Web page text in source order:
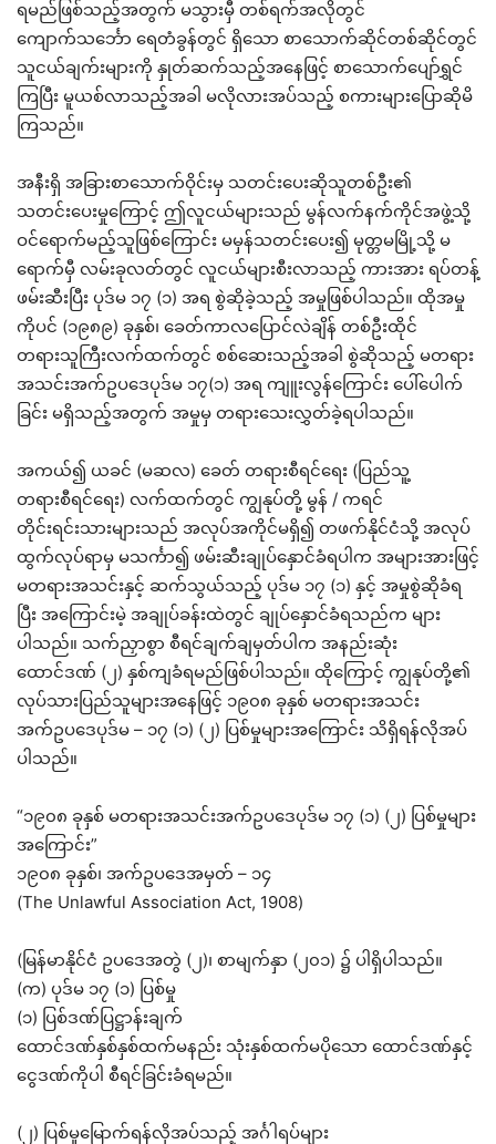
ရမည်ဖြစ်သည့်အတွက် မသွားမှီ တစ်ရက်အလိုတွင်
ကျောက်သင်္ဘော ရေတံခွန်တွင် ရှိသော စာသောက်ဆိုင်တစ်ဆိုင်တွင်
သူငယ်ချက်းများကို နှုတ်ဆက်သည့်အနေဖြင့် စာသောက်ပျော်ရွှင်
ကြပြီး မူယစ်လာသည့်အခါ မလိုလားအပ်သည့် စကားများပြောဆိုမိ
ကြသည်။
အနီးရှိ အခြားစာသောက်ဝိုင်းမှ သတင်းပေးဆိုသူတစ်ဦး၏
သတင်းပေးမှုကြောင့် ဤလူငယ်များသည် မွန်လက်နက်ကိုင်အဖွဲ့သို့
ဝင်ရောက်မည့်သူဖြစ်ကြောင်း မမှန်သတင်းပေး၍ မုတ္တမမြို့သို့ မ
ရောက်မှီ လမ်းခုလတ်တွင် လူငယ်များစီးလာသည့် ကားအား ရပ်တန့်
ဖမ်းဆီးပြီး ပုဒ်မ ၁၇ (၁) အရ စွဲဆိုခဲ့သည့် အမှုဖြစ်ပါသည်။ ထိုအမှု
ကိုပင် (၁၉၈၉) ခုနှစ်၊ ခေတ်ကာလပြောင်လဲချိန် တစ်ဦးထိုင်
တရားသူကြီးလက်ထက်တွင် စစ်ဆေးသည့်အခါ စွဲဆိုသည့် မတရား
အသင်းအက်ဥပဒေပုဒ်မ ၁၇(၁) အရ ကျူးလွန်ကြောင်း ပေါ်ပေါက်
ခြင်း မရှိသည့်အတွက် အမှုမှ တရားသေးလွှတ်ခဲ့ရပါသည်။
အကယ်၍ ယခင် (မဆလ) ခေတ် တရားစီရင်ရေး (ပြည်သူ့
တရားစီရင်ရေး) လက်ထက်တွင် ကျွနုပ်တို့ မွန် / ကရင်
တိုင်းရင်းသားများသည် အလုပ်အကိုင်မရှိ၍ တဖက်နိုင်ငံသို့ အလုပ်
ထွက်လုပ်ရာမှ မသင်္ကာ၍ ဖမ်းဆီးချုပ်နှောင်ခံရပါက အများအားဖြင့်
မတရားအသင်းနှင့် ဆက်သွယ်သည့် ပုဒ်မ ၁၇ (၁) နှင့် အမှုစွဲဆိုခံရ
ပြီး အကြောင်းမဲ့ အချုပ်ခန်းထဲတွင် ချုပ်နှောင်ခံရသည်က များ
ပါသည်။ သက်ညှာစွာ စီရင်ချက်ချမှတ်ပါက အနည်းဆုံး
ထောင်ဒဏ် (၂) နှစ်ကျခံရမည်ဖြစ်ပါသည်။ ထိုကြောင့် ကျွနုပ်တို့၏
လုပ်သားပြည်သူများအနေဖြင့် ၁၉၀၈ ခုနှစ် မတရားအသင်း
အက်ဥပဒေပုဒ်မ – ၁၇ (၁) (၂) ပြစ်မှုများအကြောင်း သိရှိရန်လိုအပ်
ပါသည်။
“၁၉၀၈ ခုနှစ် မတရားအသင်းအက်ဥပဒေပုဒ်မ ၁၇ (၁) (၂) ပြစ်မှုများ
အကြောင်း”
၁၉၀၈ ခုနှစ်၊ အက်ဥပဒေအမှတ် – ၁၄
(The Unlawful Association Act, 1908)
(မြန်မာနိုင်ငံ ဥပဒေအတွဲ (၂)၊ စာမျက်နှာ (၂၀၁) ၌ ပါရှိပါသည်။
(က) ပုဒ်မ ၁၇ (၁) ပြစ်မှု
(၁) ပြစ်ဒဏ်ပြဋ္ဌာန်းချက်
ထောင်ဒဏ်နှစ်နှစ်ထက်မနည်း သုံးနှစ်ထက်မပိုသော ထောင်ဒဏ်နှင့်
ငွေဒဏ်ကိုပါ စီရင်ခြင်းခံရမည်။
(၂) ပြစ်မှုမြောက်ရန်လိုအပ်သည့် အင်္ဂါရပ်များ